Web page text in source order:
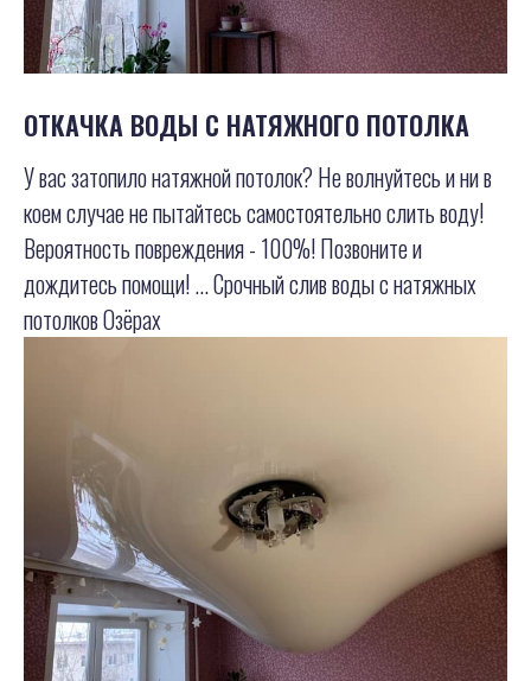
ОТКАЧКА ВОДЫ С НАТЯЖНОГО ПОТОЛКА
У вас затопило натяжной потолок? Не волнуйтесь и ни в
коем случае не пытайтесь самостоятельно слить воду!
Вероятность повреждения - 100%! Позвоните и
дождитесь помощи! ... Срочный слив воды с натяжных
потолков Озёрах